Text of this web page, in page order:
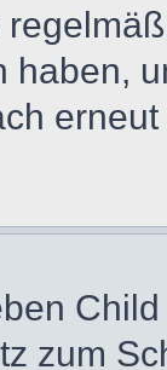
haben,
zum